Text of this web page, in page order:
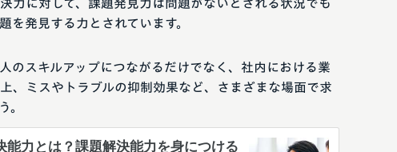
力に対して、課題発見力は問題がないとされる状況でも
を発見する力とされています。
のスキルアップにつながるだけでなく、社内における業
、ミスやトラブルの抑制効果など、さまざまな場面で求
。